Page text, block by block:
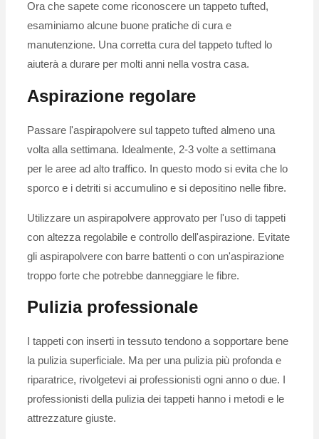
Ora che sapete come riconoscere un tappeto tufted,
esaminiamo alcune buone pratiche di cura e
manutenzione. Una corretta cura del tappeto tufted lo
aiuterà a durare per molti anni nella vostra casa.
Aspirazione regolare
Passare l'aspirapolvere sul tappeto tufted almeno una
volta alla settimana. Idealmente, 2-3 volte a settimana
per le aree ad alto traffico. In questo modo si evita che lo
sporco e i detriti si accumulino e si depositino nelle fibre.
Utilizzare un aspirapolvere approvato per l'uso di tappeti
con altezza regolabile e controllo dell'aspirazione. Evitate
gli aspirapolvere con barre battenti o con un'aspirazione
troppo forte che potrebbe danneggiare le fibre.
Pulizia professionale
I tappeti con inserti in tessuto tendono a sopportare bene
la pulizia superficiale. Ma per una pulizia più profonda e
riparatrice, rivolgetevi ai professionisti ogni anno o due. I
professionisti della pulizia dei tappeti hanno i metodi e le
attrezzature giuste.